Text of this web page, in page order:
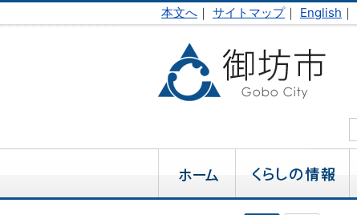
本文へ ｜ サイトマップ｜ English ｜